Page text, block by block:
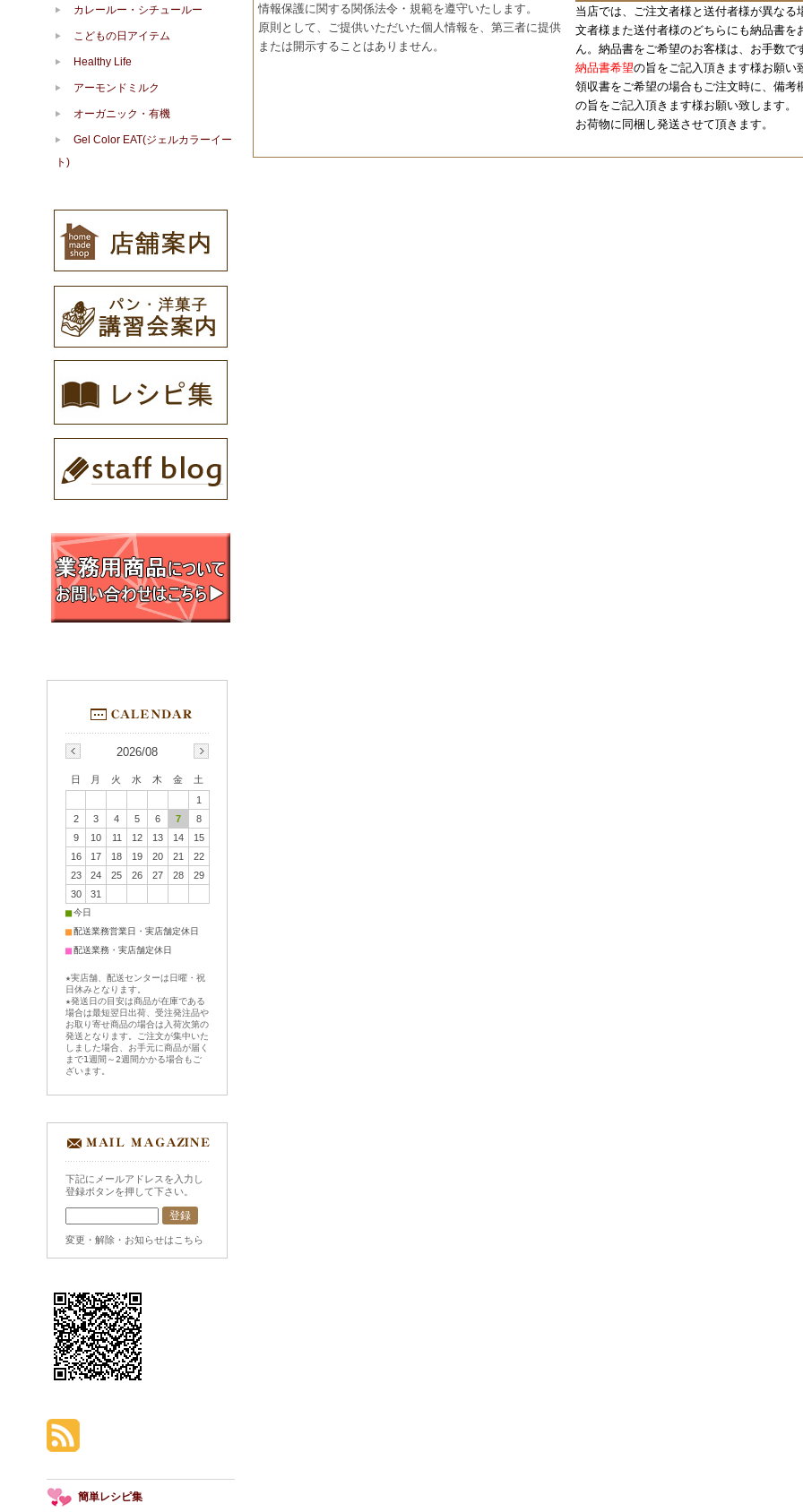
情報保護に関する関係法令・規範を遵守いたします。
原則として、ご提供いただいた個人情報を、第三者に提供
または開示することはありません。
当店では、ご注文者様と送付者様が異なる
文者様また送付者様のどちらにも納品書を
ん。納品書をご希望のお客様は、お手数で
納品書希望の旨をご記入頂きます様お願い
領収書をご希望の場合もご注文時に、備考
の旨をご記入頂きます様お願い致します。
お荷物に同梱し発送させて頂きます。
カレールー・シチュールー
こどもの日アイテム
Healthy Life
アーモンドミルク
オーガニック・有機
Gel Color EAT(ジェルカラーイー
ト)
2026/08
日 月 火 水 木 金
土
1
2
3 4 5 6 7
8
9
10 11 12 13 14
15
16
17 18 19 20 21
22
23
24 25 26 27 28
29
30
31
■今日
■配送業務営業日・実店舗定休日
■配送業務・実店舗定休日
★実店舗、配送センターは日曜・祝
日休みとなります。
★発送日の目安は商品が在庫である
場合は最短翌日出荷、受注発注品や
お取り寄せ商品の場合は入荷次第の
発送となります。ご注文が集中いた
しました場合、お手元に商品が届く
まで1週間～2週間かかる場合もご
ざいます。
下記にメールアドレスを入力し
登録ボタンを押して下さい。
変更・解除・お知らせはこちら
簡単レシピ集